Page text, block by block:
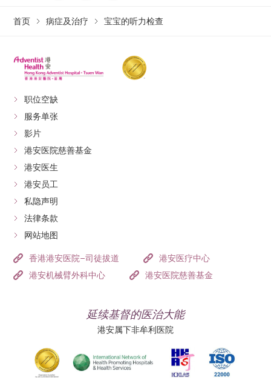
首页 病症及治疗 宝宝的听力检查
职位空缺
服务单张
影片
港安医院慈善基金
港安医生
港安员工
私隐声明
法律条款
网站地图
香港港安医院–司徒拔道
港安医疗中心
港安机械臂外科中心
港安医院慈善基金
延续基督的医治大能
港安属下非牟利医院